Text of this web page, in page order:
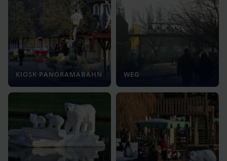
KIOSK PANORAMABAHN WEG